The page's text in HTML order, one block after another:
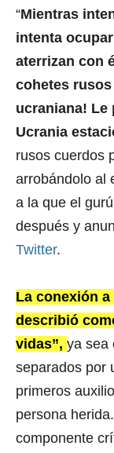
“Mientras
intenta
aterrizan con
cohetes
ucraniana! Le
Ucrania
rusos cuerdos
arrobándolo al
a la que el
después y
Twitter.
La conexión
describió
vidas”, ya sea
separados por
primeros
persona
componente